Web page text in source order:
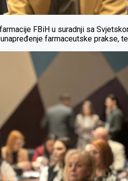
FBiH u suradnji sa
farmaceutske prakse,